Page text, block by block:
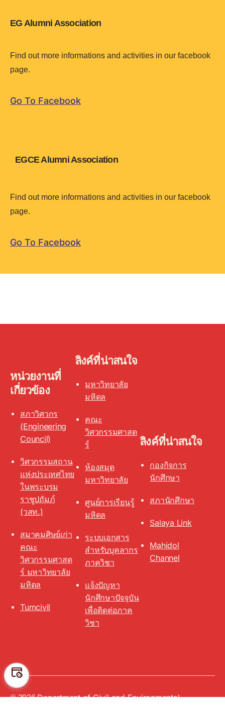
EG Alumni Association
Find out more informations and activities in our facebook
page.
Go To Facebook
EGCE Alumni Association
Find out more informations and activities in our facebook
page.
Go To Facebook
หน่วยงานที่
เกี่ยวข้อง
สภาวิศวกร
(Engineering
Council)
วิศวกรรมสถาน
แห่งประเทศไทย
ในพระบรม
ราชูปถัมภ์
(วสท.)
สมาคมศิษย์เก่า
คณะ
วิศวกรรมศาสต
ร์ มหาวิทยาลัย
มหิดล
Tumcivil
ลิงค์ที่น่าสนใจ
มหาวิทยาลัย
มหิดล
คณะ
วิศวกรรมศาสต
ร์
ห้องสมุด
มหาวิทยาลัย
ศูนย์การเรียนรู้
มหิดล
ระบบเอกสาร
สำหรับบุคลากร
ภาควิชา
แจ้งปัญหา
นักศึกษาปัจจุบัน
เพื่อติดต่อภาค
วิชา
ลิงค์ที่น่าสนใจ
กองกิจการ
นักศึกษา
สภานักศึกษา
Salaya Link
Mahidol
Channel
© 2026Department of Civil and Environmental Up↑
Preferen
Ces